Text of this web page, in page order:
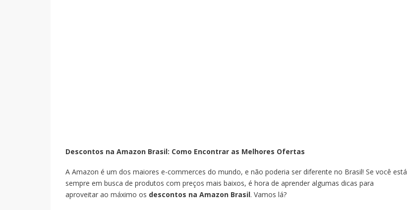
Descontos na Amazon Brasil: Como Encontrar as Melhores Ofertas
A Amazon é um dos maiores e-commerces do mundo, e não poderia ser diferente no Brasil! Se você está
sempre em busca de produtos com preços mais baixos, é hora de aprender algumas dicas para
aproveitar ao máximo os descontos na Amazon Brasil. Vamos lá?